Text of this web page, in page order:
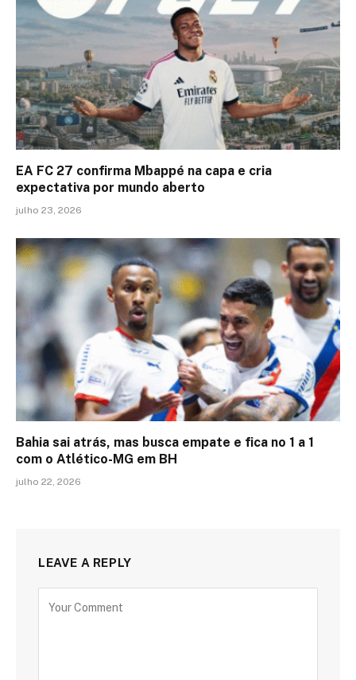
EA FC 27 confirma Mbappé na capa e cria
expectativa por mundo aberto
julho 23, 2026
Bahia sai atrás, mas busca empate e fica no 1 a 1
com o Atlético-MG em BH
julho 22, 2026
LEAVE A REPLY